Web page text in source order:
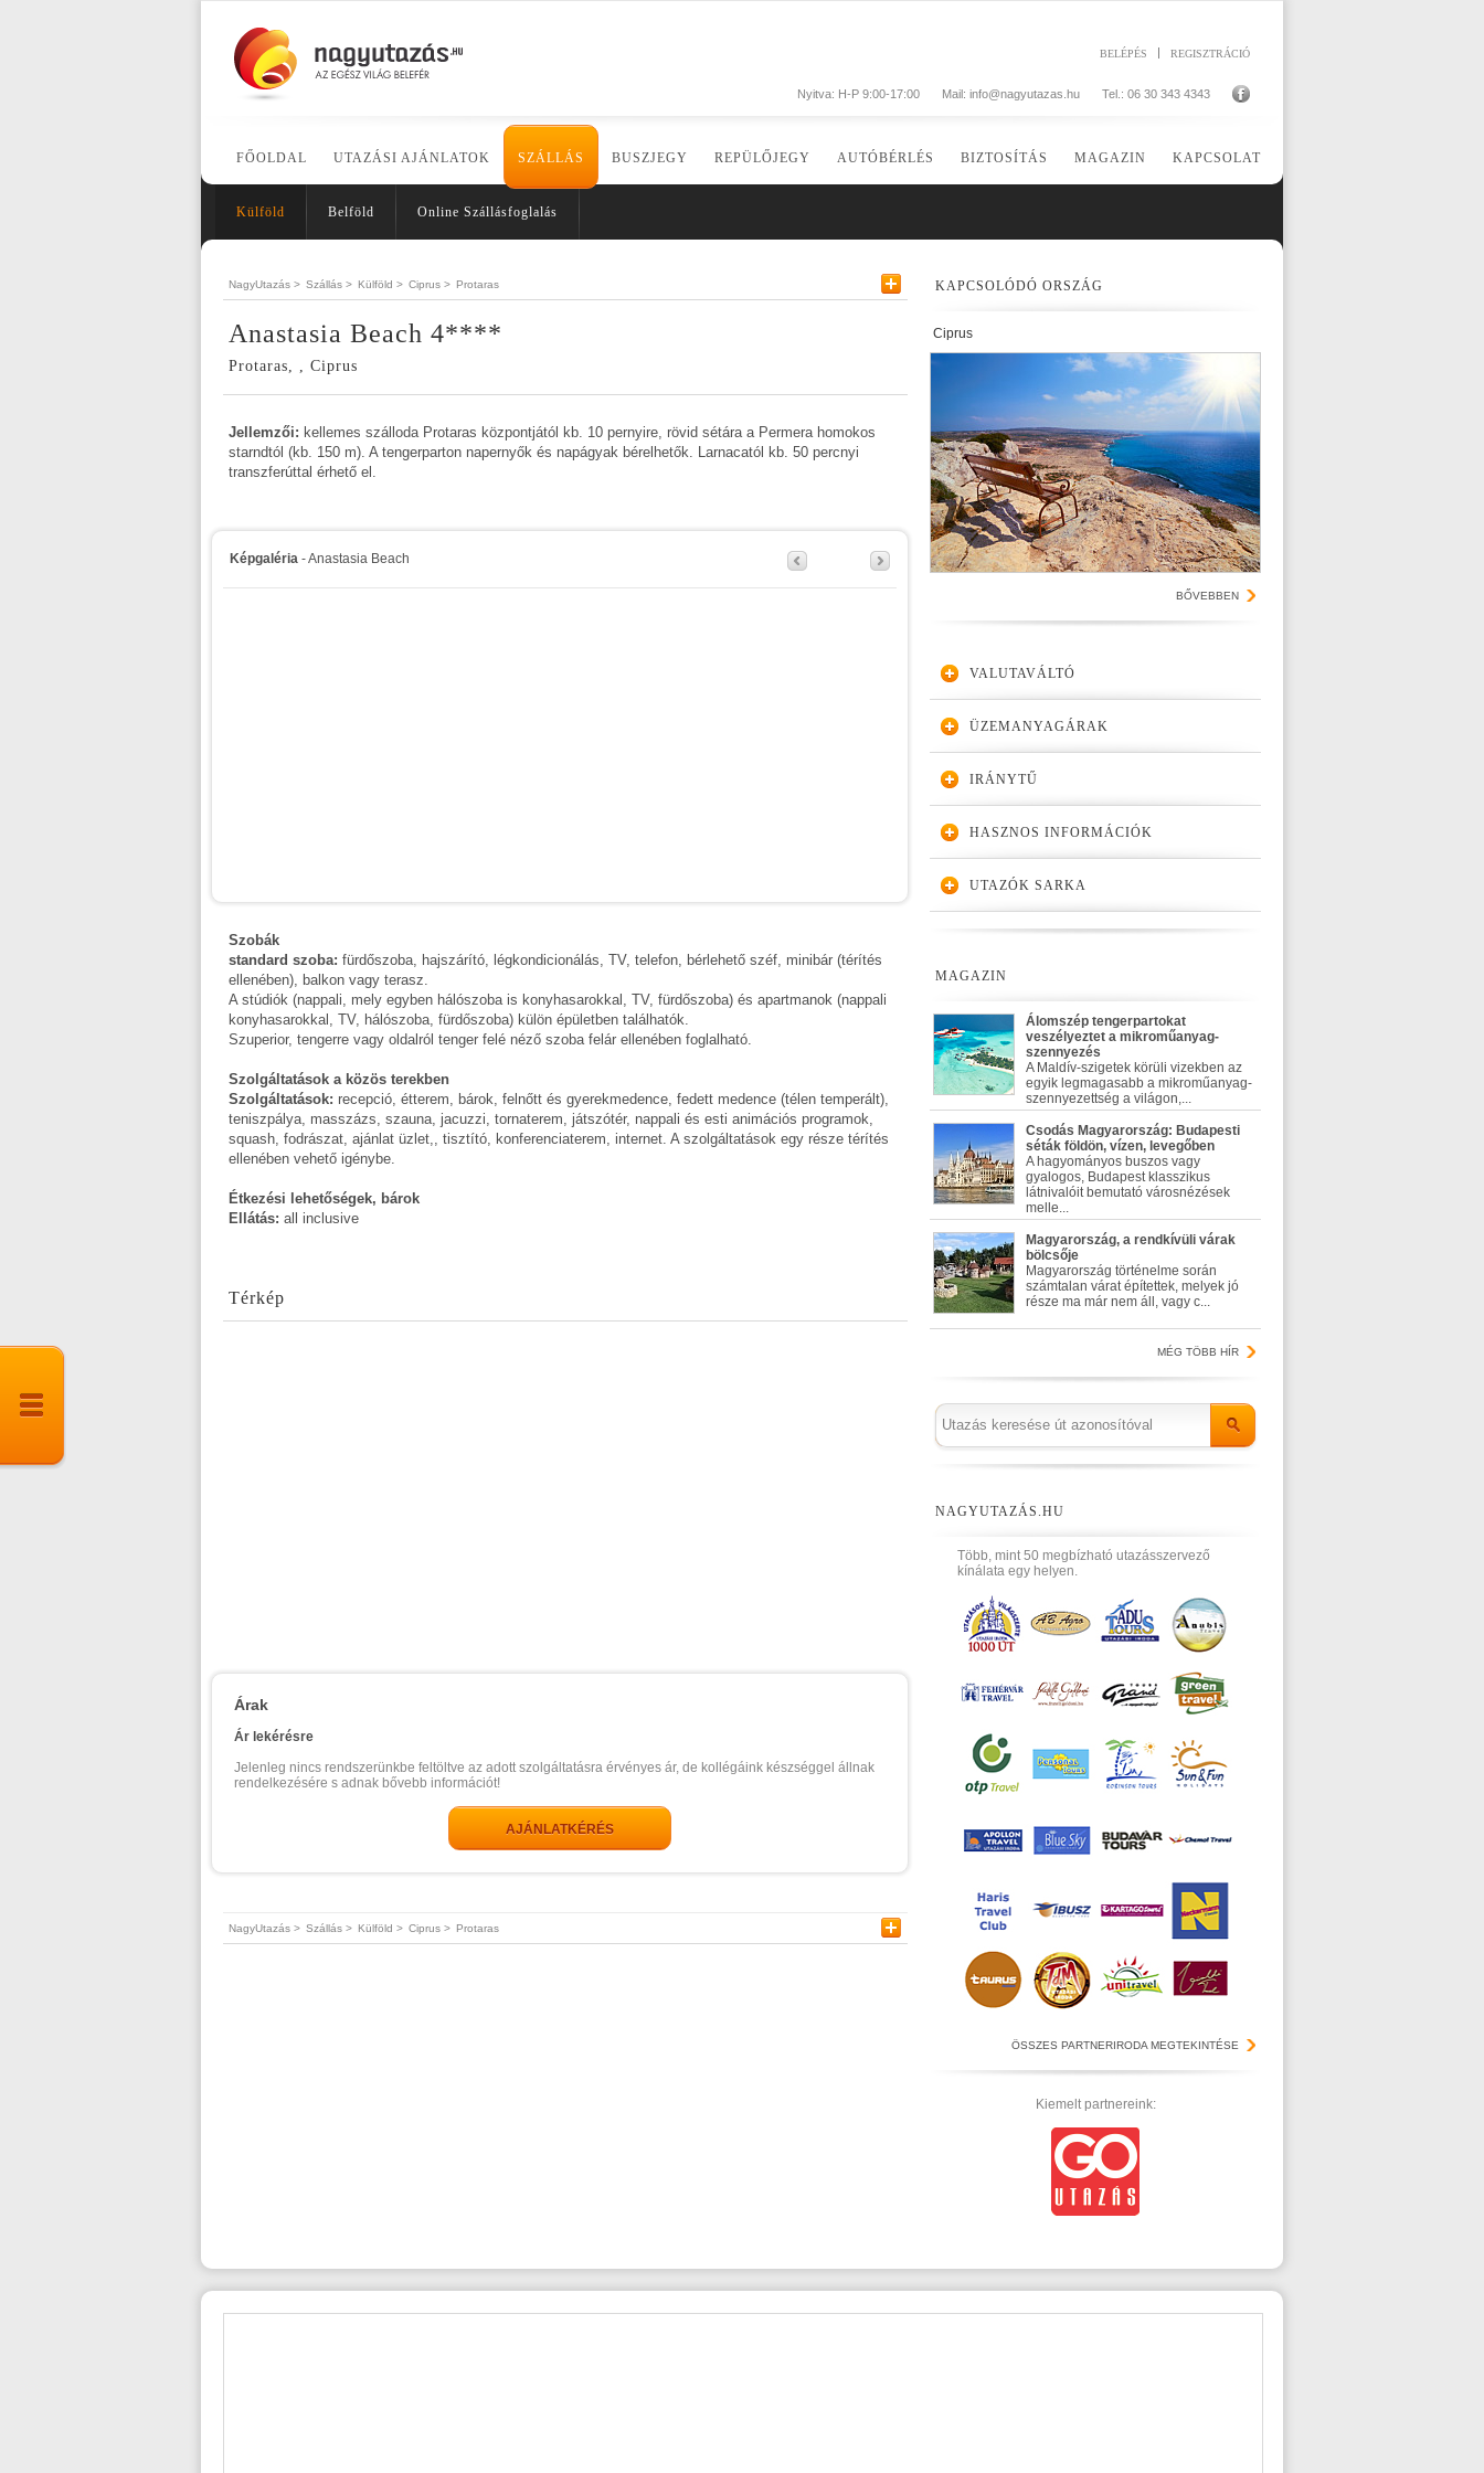
REGISZTRÁCIÓ
BELÉPÉS
Tel.: 06 30 343 4343
Mail: info@nagyutazas.hu
Nyitva: H-P 9:00-17:00
FŐOLDAL UTAZÁSI AJÁNLATOK SZÁLLÁS BUSZJEGY REPÜLŐJEGY AUTÓBÉRLÉS BIZTOSÍTÁS MAGAZIN KAPCSOLAT
Külföld Belföld Online Szállásfoglalás
NagyUtazás > Szállás > Külföld > Ciprus > Protaras
Anastasia Beach 4****
Protaras, , Ciprus
Jellemzői: kellemes szálloda Protaras központjától kb. 10 pernyire, rövid sétára a Permera homokos
starndtól (kb. 150 m). A tengerparton napernyők és napágyak bérelhetők. Larnacatól kb. 50 percnyi
transzferúttal érhető el.
Képgaléria - Anastasia Beach
Szobák
standard szoba: fürdőszoba, hajszárító, légkondicionálás, TV, telefon, bérlehető széf, minibár (térítés
ellenében), balkon vagy terasz.
A stúdiók (nappali, mely egyben hálószoba is konyhasarokkal, TV, fürdőszoba) és apartmanok (nappali
konyhasarokkal, TV, hálószoba, fürdőszoba) külön épületben találhatók.
Szuperior, tengerre vagy oldalról tenger felé néző szoba felár ellenében foglalható.
Szolgáltatások a közös terekben
Szolgáltatások: recepció, étterem, bárok, felnőtt és gyerekmedence, fedett medence (télen temperált),
teniszpálya, masszázs, szauna, jacuzzi, tornaterem, játszótér, nappali és esti animációs programok,
squash, fodrászat, ajánlat üzlet,, tisztító, konferenciaterem, internet. A szolgáltatások egy része térítés
ellenében vehető igénybe.
Étkezési lehetőségek, bárok
Ellátás: all inclusive
Térkép
Árak
Ár lekérésre
Jelenleg nincs rendszerünkbe feltöltve az adott szolgáltatásra érvényes ár, de kollégáink készséggel állnak
rendelkezésére s adnak bővebb információt!
AJÁNLATKÉRÉS
NagyUtazás > Szállás > Külföld > Ciprus > Protaras
KAPCSOLÓDÓ ORSZÁG
Ciprus
BŐVEBBEN
VALUTAVÁLTÓ
ÜZEMANYAGÁRAK
IRÁNYTŰ
HASZNOS INFORMÁCIÓK
UTAZÓK SARKA
MAGAZIN
Álomszép tengerpartokat
veszélyeztet a mikroműanyag-
szennyezés
A Maldív-szigetek körüli vizekben az
egyik legmagasabb a mikroműanyag-
szennyezettség a világon,...
Csodás Magyarország: Budapesti
séták földön, vízen, levegőben
A hagyományos buszos vagy
gyalogos, Budapest klasszikus
látnivalóit bemutató városnézések
melle...
Magyarország, a rendkívüli várak
bölcsője
Magyarország történelme során
számtalan várat építettek, melyek jó
része ma már nem áll, vagy c...
MÉG TÖBB HÍR
NAGYUTAZÁS.HU
Több, mint 50 megbízható utazásszervező
kínálata egy helyen.
ÖSSZES PARTNERIRODA MEGTEKINTÉSE
Kiemelt partnereink: